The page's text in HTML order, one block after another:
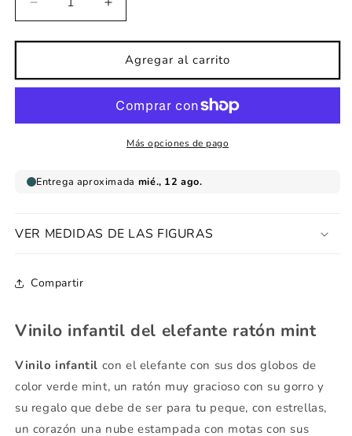
Reducir
cantidad
para
infantil
Elefante
mint
Aumentar
cantidad
para
Vinilo
infantil
Elefante
ratón
mint
Agregar al carrito
Más opciones de pago
VER MEDIDAS DE LAS FIGURAS
Compartir
Vinilo infantil del elefante ratón mint
Vinilo infantil con el elefante con sus dos globos de
color verde mint, un ratón muy gracioso con su gorro y
su regalo que debe de ser para tu peque, con estrellas,
un corazón una nube estampada con motas con sus